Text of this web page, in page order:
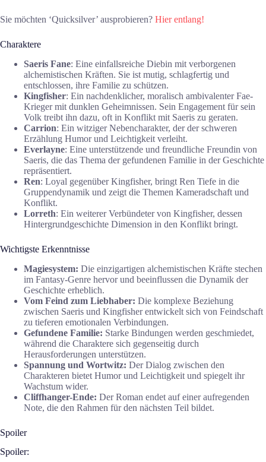
Sie möchten ‘Quicksilver’ ausprobieren? Hier entlang!
Charaktere
Saeris Fane: Eine einfallsreiche Diebin mit verborgenen
alchemistischen Kräften. Sie ist mutig, schlagfertig und
entschlossen, ihre Familie zu schützen.
Kingfisher: Ein nachdenklicher, moralisch ambivalenter Fae-
Krieger mit dunklen Geheimnissen. Sein Engagement für sein
Volk treibt ihn dazu, oft in Konflikt mit Saeris zu geraten.
Carrion: Ein witziger Nebencharakter, der der schweren
Erzählung Humor und Leichtigkeit verleiht.
Everlayne: Eine unterstützende und freundliche Freundin von
Saeris, die das Thema der gefundenen Familie in der Geschichte
repräsentiert.
Ren: Loyal gegenüber Kingfisher, bringt Ren Tiefe in die
Gruppendynamik und zeigt die Themen Kameradschaft und
Konflikt.
Lorreth: Ein weiterer Verbündeter von Kingfisher, dessen
Hintergrundgeschichte Dimension in den Konflikt bringt.
Wichtigste Erkenntnisse
Magiesystem: Die einzigartigen alchemistischen Kräfte stechen
im Fantasy-Genre hervor und beeinflussen die Dynamik der
Geschichte erheblich.
Vom Feind zum Liebhaber: Die komplexe Beziehung
zwischen Saeris und Kingfisher entwickelt sich von Feindschaft
zu tieferen emotionalen Verbindungen.
Gefundene Familie: Starke Bindungen werden geschmiedet,
während die Charaktere sich gegenseitig durch
Herausforderungen unterstützen.
Spannung und Wortwitz: Der Dialog zwischen den
Charakteren bietet Humor und Leichtigkeit und spiegelt ihr
Wachstum wider.
Cliffhanger-Ende: Der Roman endet auf einer aufregenden
Note, die den Rahmen für den nächsten Teil bildet.
Spoiler
Spoiler: